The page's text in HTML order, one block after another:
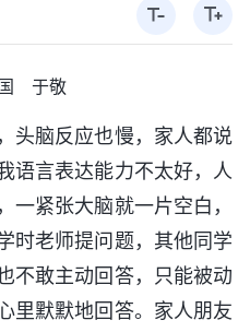
于敬
头脑反应也慢，家人都说
语言表达能力不太好，人
一紧张大脑就一片空白，
时老师提问题，其他同学
不敢主动回答，只能被动
里默默地回答。家人朋友